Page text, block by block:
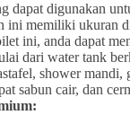
dapat digunakan
ini memiliki ukuran
ini, anda dapat
dari water tank
shower mandi,
sabun cair, dan